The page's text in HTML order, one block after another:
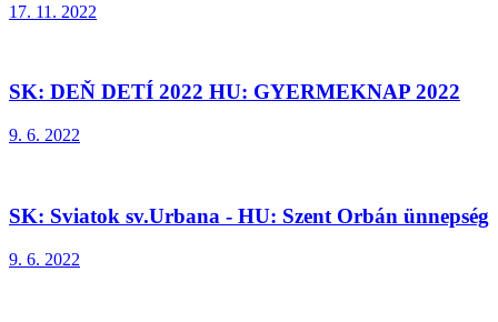
17. 11. 2022
SK: DEŇ DETÍ 2022 HU: GYERMEKNAP 2022
9. 6. 2022
SK: Sviatok sv.Urbana - HU: Szent Orbán ünnepség
9. 6. 2022